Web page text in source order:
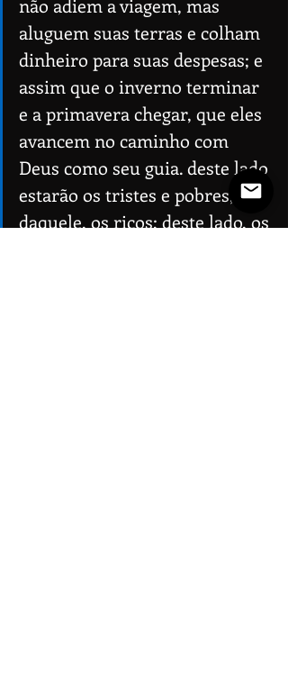
não adiem a viagem, mas
aluguem suas terras e colham
dinheiro para suas despesas; e
assim que o inverno terminar
e a primavera chegar, que eles
avancem no caminho com
Deus como seu guia. deste lado
estarão os tristes e pobres;
daquele, os ricos; deste lado, os